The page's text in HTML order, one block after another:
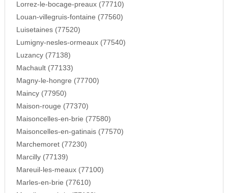
Lorrez-le-bocage-preaux (77710)
Louan-villegruis-fontaine (77560)
Luisetaines (77520)
Lumigny-nesles-ormeaux (77540)
Luzancy (77138)
Machault (77133)
Magny-le-hongre (77700)
Maincy (77950)
Maison-rouge (77370)
Maisoncelles-en-brie (77580)
Maisoncelles-en-gatinais (77570)
Marchemoret (77230)
Marcilly (77139)
Mareuil-les-meaux (77100)
Marles-en-brie (77610)